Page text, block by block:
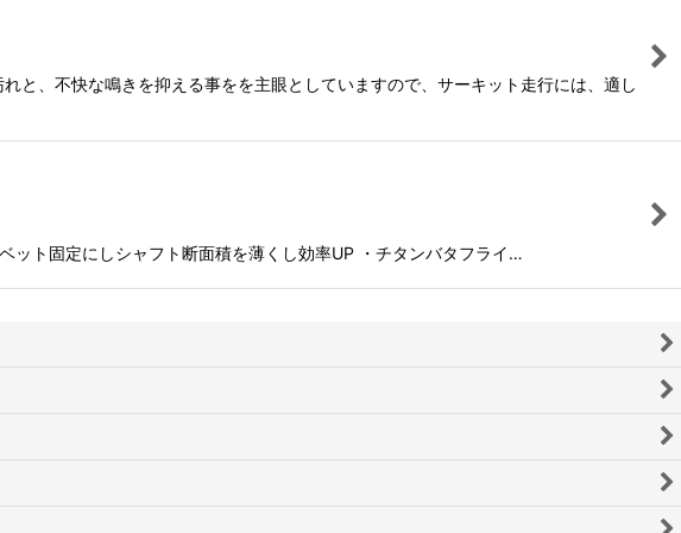
、不快な鳴きを抑える事をを主眼としていますので、サーキット走行には、適し
ット固定にしシャフト断面積を薄くし効率UP ・チタンバタフライ…